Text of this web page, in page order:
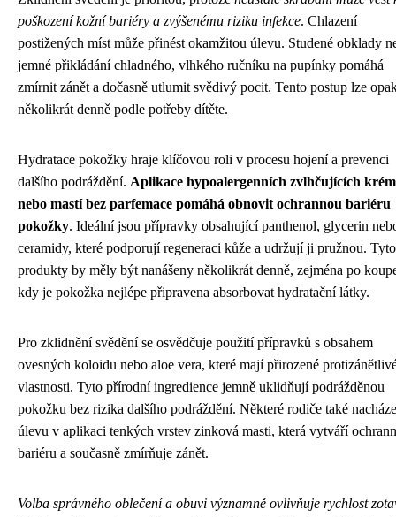
poškození kožní bariéry a zvýšenému riziku infekce. Chlazení
postižených míst může přinést okamžitou úlevu. Studené obklady
jemné přikládání chladného, vlhkého ručníku na pupínky pomáhá
zmírnit zánět a dočasně utlumit svědivý pocit. Tento postup lze
několikrát denně podle potřeby dítěte.
Hydratace pokožky hraje klíčovou roli v procesu hojení a prevenci
dalšího podráždění. Aplikace hypoalergenních zvlhčujících
nebo mastí bez parfemace pomáhá obnovit ochrannou bariéru
pokožky. Ideální jsou přípravky obsahující panthenol, glycerin
ceramidy, které podporují regeneraci kůže a udržují ji pružnou. Tyto
produkty by měly být nanášeny několikrát denně, zejména po
kdy je pokožka nejlépe připravena absorbovat hydratační látky.
Pro zklidnění svědění se osvědčuje použití přípravků s obsahem
ovesných koloidu nebo aloe vera, které mají přirozené
vlastnosti. Tyto přírodní ingredience jemně uklidňují podrážděnou
pokožku bez rizika dalšího podráždění. Některé rodiče také
úlevu v aplikaci tenkých vrstev zinková masti, která vytváří
bariéru a současně zmírňuje zánět.
Volba správného oblečení a obuvi významně ovlivňuje rychlost